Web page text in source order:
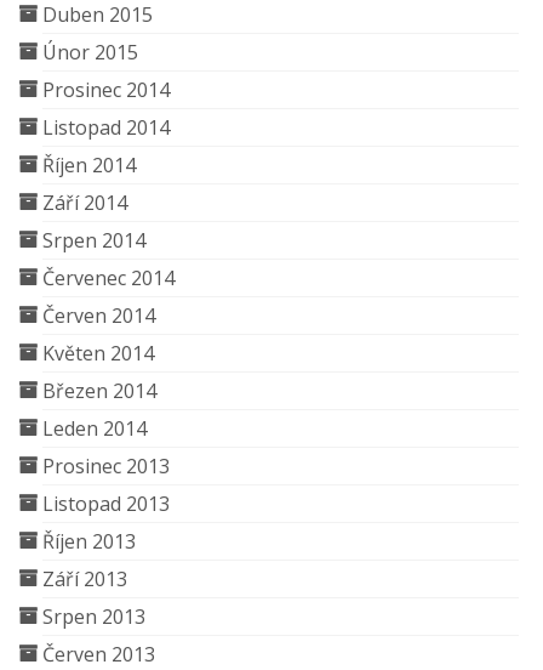
Duben 2015
Únor 2015
Prosinec 2014
Listopad 2014
Říjen 2014
Září 2014
Srpen 2014
Červenec 2014
Červen 2014
Květen 2014
Březen 2014
Leden 2014
Prosinec 2013
Listopad 2013
Říjen 2013
Září 2013
Srpen 2013
Červen 2013